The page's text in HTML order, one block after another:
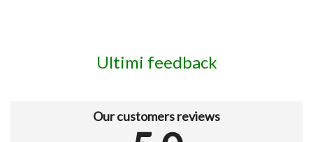
Ultimi feedback
Our customers reviews